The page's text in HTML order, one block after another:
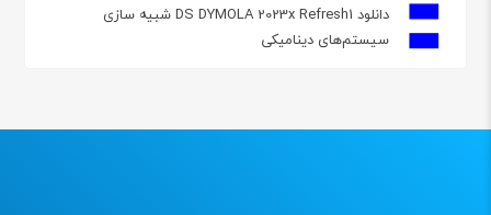
دانلود DS DYMOLA 2023x Refresh1 شبیه سازی
سیستم‌های دینامیکی